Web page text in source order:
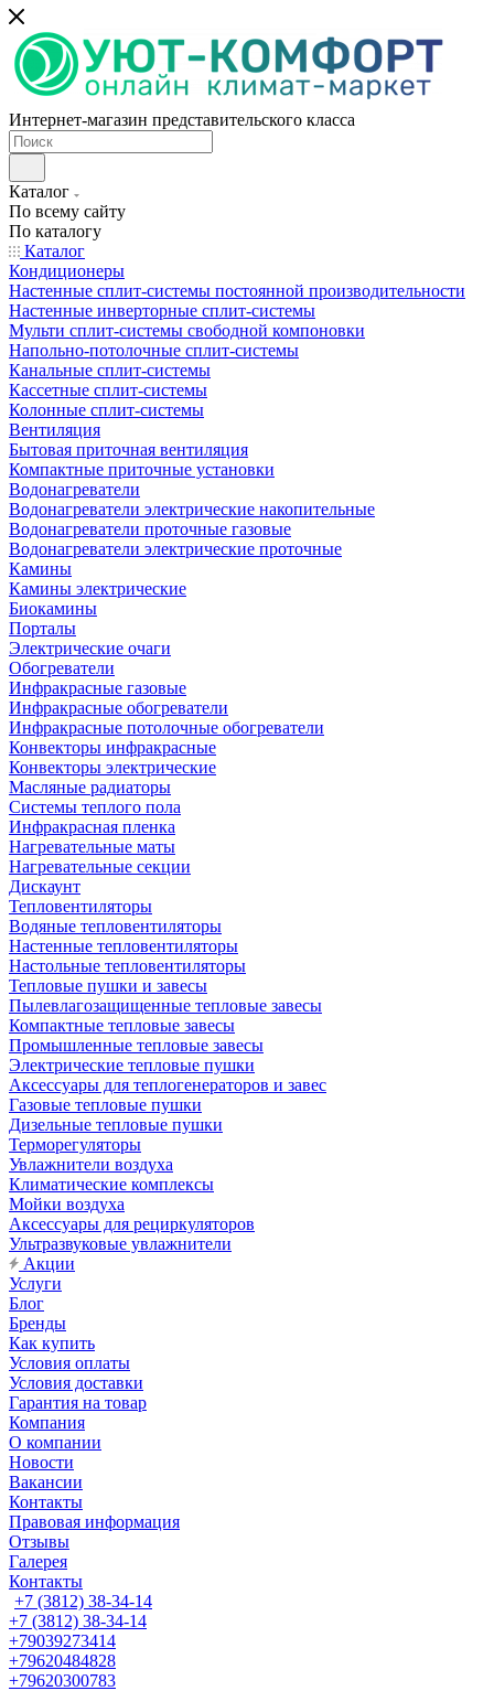
Интернет-магазин представительского класса
Каталог
По всему сайту
По каталогу
Каталог
Кондиционеры
Настенные сплит-системы постоянной производительности
Настенные инверторные сплит-системы
Мульти сплит-системы свободной компоновки
Напольно-потолочные сплит-системы
Канальные сплит-системы
Кассетные сплит-системы
Колонные сплит-системы
Вентиляция
Бытовая приточная вентиляция
Компактные приточные установки
Водонагреватели
Водонагреватели электрические накопительные
Водонагреватели проточные газовые
Водонагреватели электрические проточные
Камины
Камины электрические
Биокамины
Порталы
Электрические очаги
Обогреватели
Инфракрасные газовые
Инфракрасные обогреватели
Инфракрасные потолочные обогреватели
Конвекторы инфракрасные
Конвекторы электрические
Масляные радиаторы
Системы теплого пола
Инфракрасная пленка
Нагревательные маты
Нагревательные секции
Дискаунт
Тепловентиляторы
Водяные тепловентиляторы
Настенные тепловентиляторы
Настольные тепловентиляторы
Тепловые пушки и завесы
Пылевлагозащищенные тепловые завесы
Компактные тепловые завесы
Промышленные тепловые завесы
Электрические тепловые пушки
Аксессуары для теплогенераторов и завес
Газовые тепловые пушки
Дизельные тепловые пушки
Терморегуляторы
Увлажнители воздуха
Климатические комплексы
Мойки воздуха
Аксессуары для рециркуляторов
Ультразвуковые увлажнители
Акции
Услуги
Блог
Бренды
Как купить
Условия оплаты
Условия доставки
Гарантия на товар
Компания
О компании
Новости
Вакансии
Контакты
Правовая информация
Отзывы
Галерея
Контакты
+7 (3812) 38-34-14
+7 (3812) 38-34-14
+79039273414
+79620484828
+79620300783